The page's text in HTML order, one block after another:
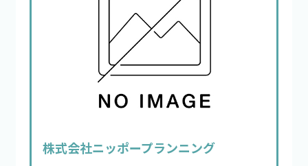
株式会社ニッポープランニング